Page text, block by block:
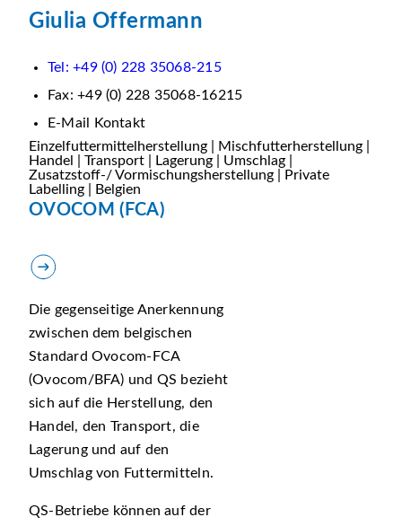
Giulia Offermann
Tel: +49 (0) 228 35068-215
Fax: +49 (0) 228 35068-16215
E-Mail Kontakt
Einzelfuttermittelherstellung | Mischfutterherstellung |
Handel | Transport | Lagerung | Umschlag |
Zusatzstoff-/ Vormischungsherstellung | Private
Labelling | Belgien
OVOCOM (FCA)
Die gegenseitige Anerkennung
zwischen dem belgischen
Standard Ovocom-FCA
(Ovocom/BFA) und QS bezieht
sich auf die Herstellung, den
Handel, den Transport, die
Lagerung und auf den
Umschlag von Futtermitteln.
QS-Betriebe können auf der